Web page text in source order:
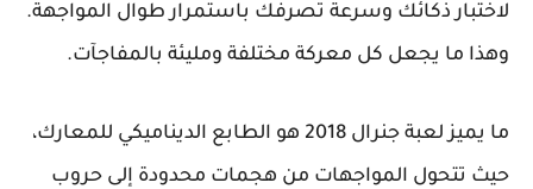
لاختبار ذكائك وسرعة تصرفك باستمرار طوال المواجهة.
وهذا ما يجعل كل معركة مختلفة ومليئة بالمفاجآت.
ما يميز لعبة جنرال 2018 هو الطابع الديناميكي للمعارك،
حيث تتحول المواجهات من هجمات محدودة إلى حروب